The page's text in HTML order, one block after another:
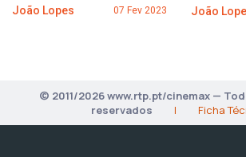
João Lopes 07 Fev 2023 João
© 2011/2026 www.rtp.pt/cinemax —
reservados
| Ficha